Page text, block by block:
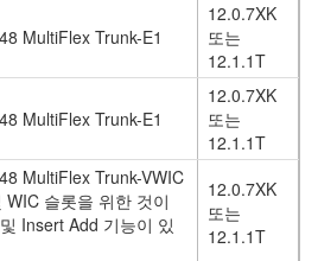
MultiFlex Trunk-E1
12.0.7XK
또는
12.1.1T
MultiFlex Trunk-E1
12.0.7XK
또는
12.1.1T
MultiFlex Trunk-VWIC
WIC 슬롯을 위한 것이
Insert Add 기능이 있
12.0.7XK
또는
12.1.1T